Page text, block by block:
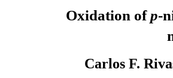
Oxidation ofp-
Carlos F.